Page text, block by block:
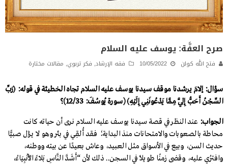
صرح العفَّة: يوسف عليه السلام
فتح الله كولن 10/05/2022 فقه الإرشاد, فكر تربوي, مقالات مختارة
سؤال: إلامَ يرشدنا موقف سيدنا يوسف عليه السلام تجاه الخطيئة في قوله: ﴿رَبِّ
السِّجْنُ أَحَبُّ إِلَيَّ مِمَّا يَدْعُونَنِي إِلَيْهِ﴾ (سورة يُوسُفَ: 12/33)؟
الجواب: عند النظر في قصة سيدنا يوسف عليه السلام نرى أن حياته كانت
محاطة بالصعوبات والامتحانات منذ البداية؛ فقد أُلقِي في بئر وهو لا يزال صبيًّا
حديث السن، وبيع في الأسواق مثل العبيد، وعاش بعيدًا عن بيته ووطنه،
وافتُري عليه، وقضى زمنًا طويلًا في السجن.. ذلك لأن “أَشَدَّ النَّاسِ بَلَاءً الْأَنْبِيَاءُ،